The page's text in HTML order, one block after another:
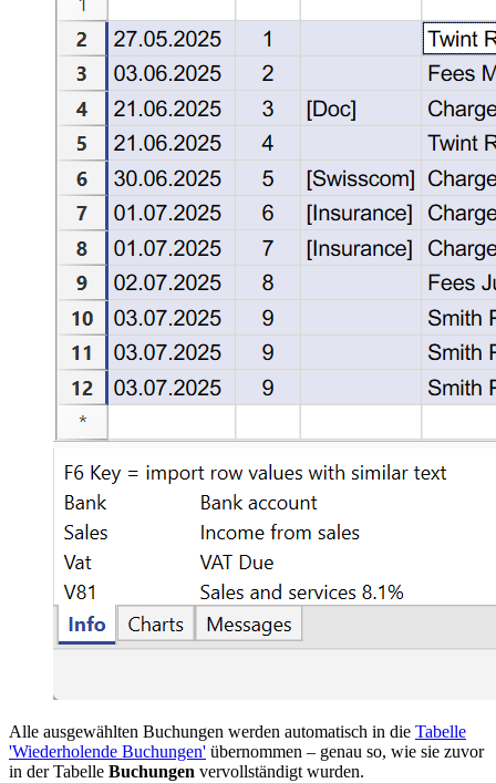
Alle ausgewählten Buchungen werden automatisch in die Tabelle
'Wiederholende Buchungen' übernommen – genau so, wie sie zuvor
in der Tabelle Buchungen vervollständigt wurden.